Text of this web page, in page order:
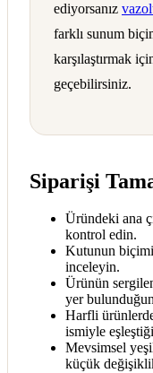
ediyorsanız
farklı sunum
karşılaştırmak
geçebilirsiniz.
Siparişi
Üründeki ana
kontrol edin.
Kutunun
inceleyin.
Ürünün
yer
Harfli
ismiyle
Mevsimsel
küçük